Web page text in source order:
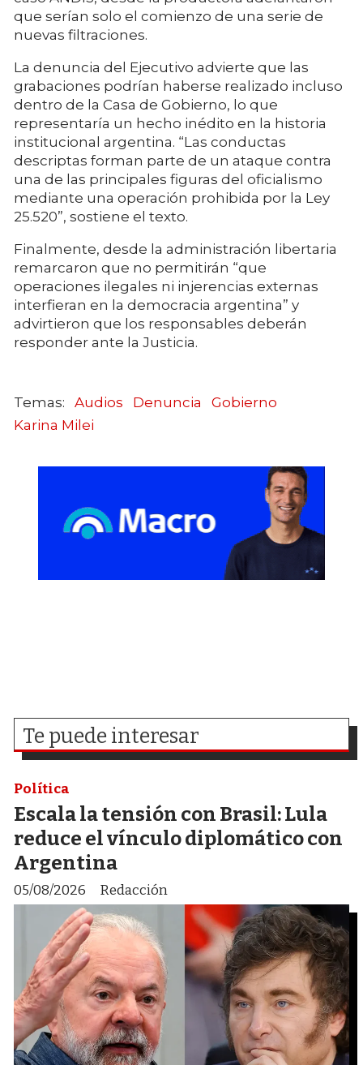
que serían solo el comienzo de una serie de
nuevas filtraciones.
La denuncia del Ejecutivo advierte que las
grabaciones podrían haberse realizado incluso
dentro de la Casa de Gobierno, lo que
representaría un hecho inédito en la historia
institucional argentina. “Las conductas
descriptas forman parte de un ataque contra
una de las principales figuras del oficialismo
mediante una operación prohibida por la Ley
25.520”, sostiene el texto.
Finalmente, desde la administración libertaria
remarcaron que no permitirán “que
operaciones ilegales ni injerencias externas
interfieran en la democracia argentina” y
advirtieron que los responsables deberán
responder ante la Justicia.
Audios Denuncia
Gobierno
Karina Milei
Te puede interesar
Escala la tensión con Brasil: Lula
reduce el vínculo diplomático con
Argentina
Redacción
Política
05/08/2026